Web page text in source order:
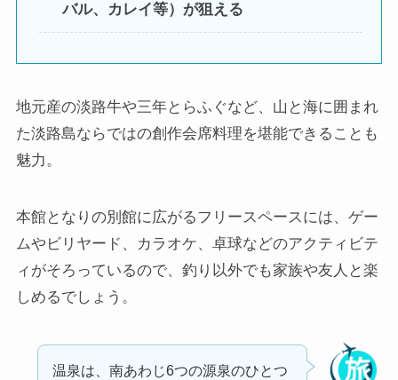
バル、カレイ等）が狙える
地元産の淡路牛や三年とらふぐなど、山と海に囲まれ
た淡路島ならではの創作会席料理を堪能できることも
魅力。
本館となりの別館に広がるフリースペースには、ゲー
ムやビリヤード、カラオケ、卓球などのアクティビテ
ィがそろっているので、釣り以外でも家族や友人と楽
しめるでしょう。
温泉は、南あわじ6つの源泉のひとつ